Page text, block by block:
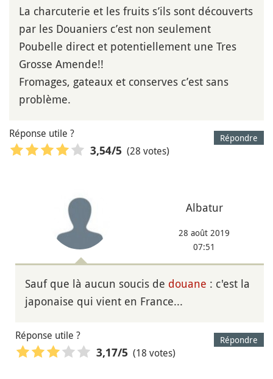
La charcuterie et les fruits s’ils sont découverts
par les Douaniers c’est non seulement
Poubelle direct et potentiellement une Tres
Grosse Amende!!
Fromages, gateaux et conserves c’est sans
problème.
Répondre
Réponse utile ?
3,54/5 (28 votes)
Albatur
28 août 2019
07:51
Sauf que là aucun soucis de douane : c'est la
japonaise qui vient en France...
Répondre
Réponse utile ?
3,17/5 (18 votes)